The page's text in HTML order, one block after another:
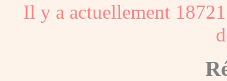
Il y a actuellement